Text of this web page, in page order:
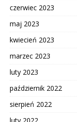
czerwiec 2023
maj 2023
kwiecień 2023
marzec 2023
luty 2023
październik 2022
sierpień 2022